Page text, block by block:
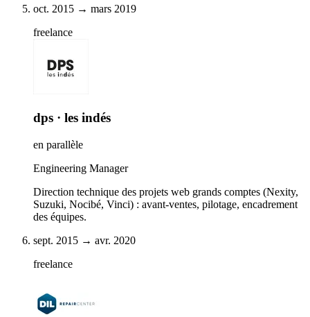
oct. 2015 → mars 2019
freelance
dps · les indés
en parallèle
Engineering Manager
Direction technique des projets web grands comptes (Nexity,
Suzuki, Nocibé, Vinci) : avant-ventes, pilotage, encadrement
des équipes.
sept. 2015 → avr. 2020
freelance